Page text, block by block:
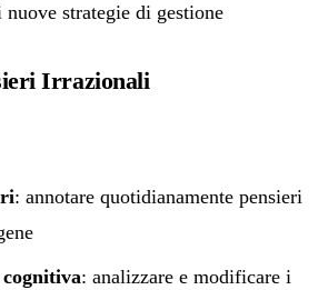
strategie di gestione
Irrazionali
: annotare quotidianamente pensieri
: analizzare e modificare i